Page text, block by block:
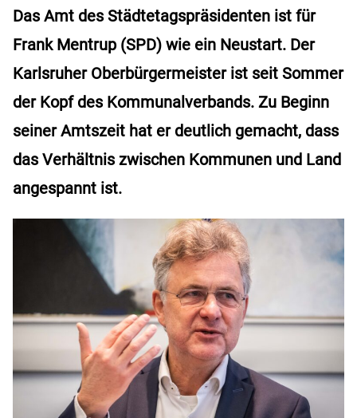
Das Amt des Städtetagspräsidenten ist für
Frank Mentrup (SPD) wie ein Neustart. Der
Karlsruher Oberbürgermeister ist seit Sommer
der Kopf des Kommunalverbands. Zu Beginn
seiner Amtszeit hat er deutlich gemacht, dass
das Verhältnis zwischen Kommunen und Land
angespannt ist.